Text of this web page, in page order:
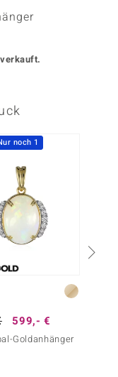
noch 1
599,- €
Goldanhänger